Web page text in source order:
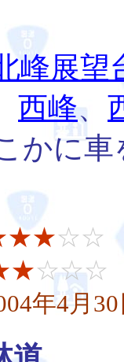
峰展望
西峰、
かに
☆☆
☆☆☆
年4月